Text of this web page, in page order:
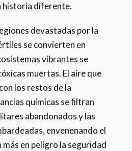
historia diferente.
devastadas por la
se convierten en
vibrantes se
muertas. El aire que
los restos de la
químicas se filtran
abandonados y las
envenenando el
más en peligro la seguridad